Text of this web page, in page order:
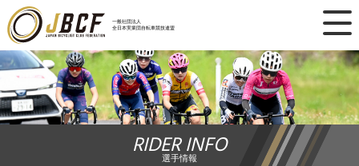
一般社団法人
全日本実業団自転車競技連盟
×
ニュース
レース日程
ランキング
RIDER INFO
選手情報